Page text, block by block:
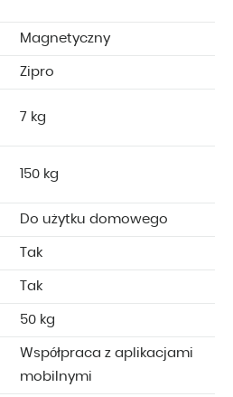
Magnetyczny
Zipro
7 kg
150 kg
Do użytku domowego
Tak
Tak
50 kg
Współpraca z aplikacjami
mobilnymi